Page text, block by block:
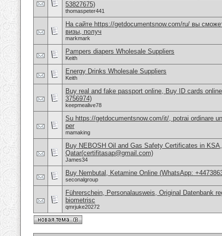
53827675)
thomaspeter441
На сайте https://getdocumentsnow.com/ru/ вы
визы, получ
markmark
Pampers diapers Wholesale Suppliers
Keith
Energy Drinks Wholesale Suppliers
Keith
Buy real and fake passport online, Buy ID cards
3756974)
keepmealive78
Su https://getdocumentsnow.com/it/, potrai ordinare
per
mamaking
Buy NEBOSH Oil and Gas Safety Certificates in
Qatar(certifitasap@gmail.com)
James34
Buy Nembutal, Ketamine Online (WhatsApp:
seconalgroup
Führerschein, Personalausweis, Original Datenbank
biometrisc
qmrjuke20272